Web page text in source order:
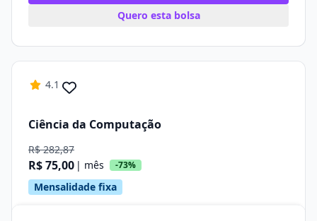
Quero esta bolsa
4.1
Ciência da Computação
R$ 282,87
R$ 75,00 | mês -73%
Mensalidade fixa